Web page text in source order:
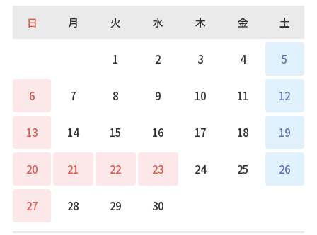
日 月 火 水 木 金 土
1 2 3 4 5
6 7 8 9 10 11 12
13 14 15 16 17 18 19
20 21 22 23 24 25 26
27 28 29 30